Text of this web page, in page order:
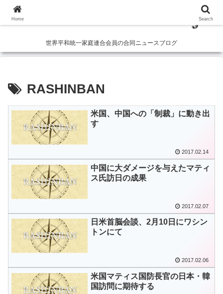
世界平和統一家庭連合会員の合同ニュースブログ
RASHINBAN
米国、中国への「制裁」に動き出
す
2017.02.14
中国に大ダメージを与えたマティ
ス氏訪日の成果
2017.02.07
日米首脳会談、2月10日にワシン
トンにて
2017.02.06
米国マティス国防長官の日本・韓
国訪問に期待する
Home Search